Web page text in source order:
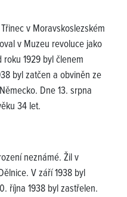
v Moravskoslezském
v Muzeu revoluce jako
1929 byl členem
byl zatčen a obviněn ze
Dne 13. srpna
34 let.
neznámé. Žil v
V září 1938 byl
října 1938 byl zastřelen.